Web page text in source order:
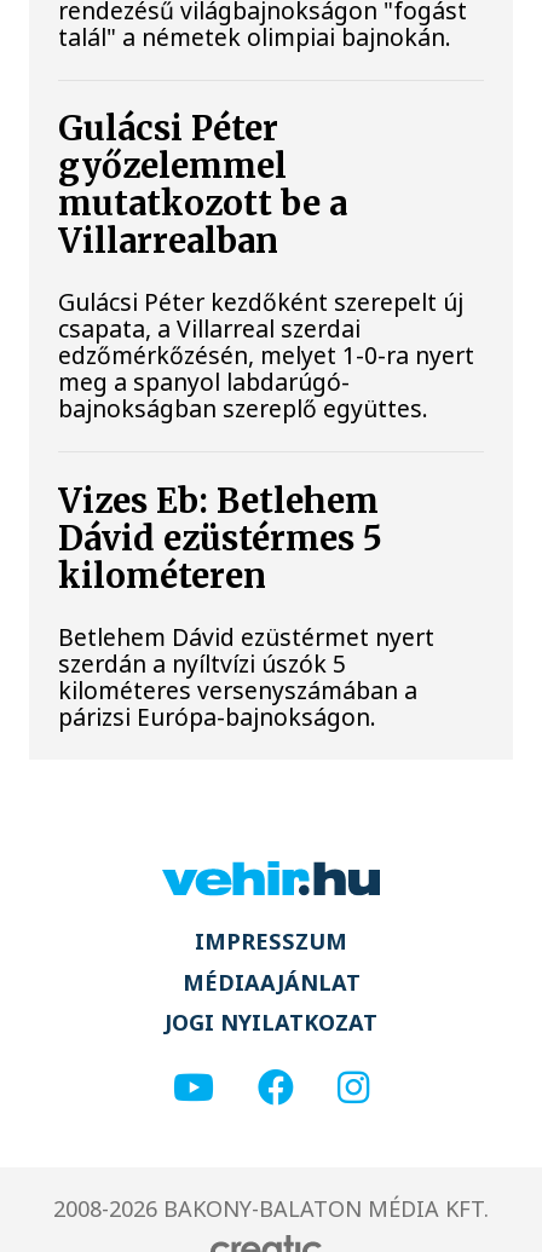
rendezésű világbajnokságon "fogást
talál" a németek olimpiai bajnokán.
Gulácsi Péter
győzelemmel
mutatkozott be a
Villarrealban
Gulácsi Péter kezdőként szerepelt új
csapata, a Villarreal szerdai
edzőmérkőzésén, melyet 1-0-ra nyert
meg a spanyol labdarúgó-
bajnokságban szereplő együttes.
Vizes Eb: Betlehem
Dávid ezüstérmes 5
kilométeren
Betlehem Dávid ezüstérmet nyert
szerdán a nyíltvízi úszók 5
kilométeres versenyszámában a
párizsi Európa-bajnokságon.
IMPRESSZUM
MÉDIAAJÁNLAT
JOGI NYILATKOZAT
2008-2026 BAKONY-BALATON MÉDIA KFT.